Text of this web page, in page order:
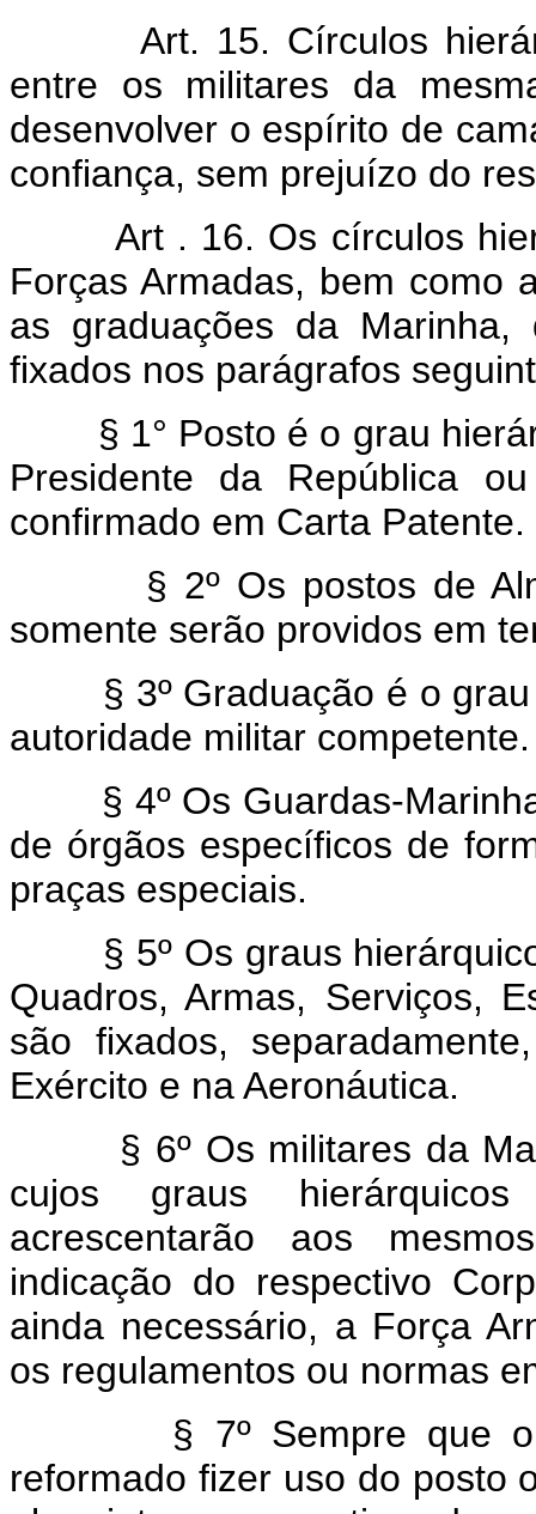
Art. 15. Círculos
entre os militares da
desenvolver o espírito de
confiança, sem prejuízo do
Art . 16. Os círculos
Forças Armadas, bem como
as graduações da
fixados nos parágrafos
§ 1° Posto é o grau
Presidente da República
confirmado em Carta Patente.
§ 2º Os postos de
somente serão providos em
§ 3º Graduação é o
autoridade militar competente.
§ 4º Os Guardas-
de órgãos específicos de
praças especiais.
§ 5º Os graus
Quadros, Armas, Serviços,
são fixados,
Exército e na Aeronáutica.
§ 6º Os militares da
cujos graus
acrescentarão aos
indicação do respectivo
ainda necessário, a Força
os regulamentos ou normas
§ 7º Sempre que
reformado fizer uso do posto